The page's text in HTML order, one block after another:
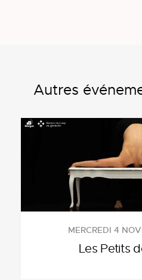
Autres
MERCREDI 4
Les Petits